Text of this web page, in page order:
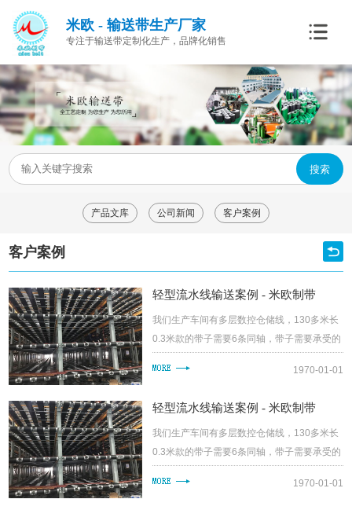
米欧 - 输送带生产厂家
专注于输送带定制化生产，品牌化销售
搜索
产品文库 公司新闻 客户案例
客户案例
轻型流水线输送案例 - 米欧制带
我们生产车间有多层数控仓储线，130多米长
0.3米款的带子需要6条同轴，带子需要承受的
米欧定制了一款4.5的仓储输送带子....
1970-01-01
轻型流水线输送案例 - 米欧制带
我们生产车间有多层数控仓储线，130多米长
0.3米款的带子需要6条同轴，带子需要承受的
米欧定制了一款4.5的仓储输送带子....
1970-01-01